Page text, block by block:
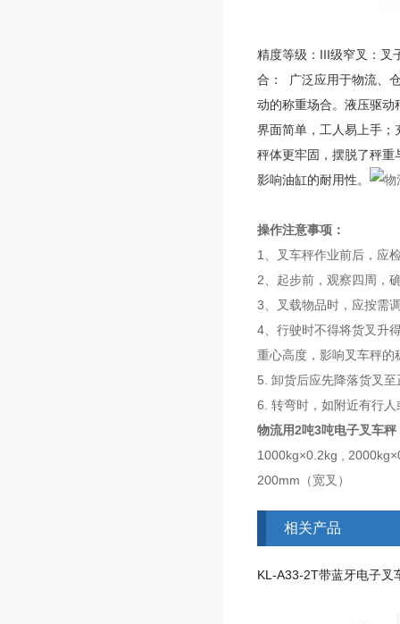
精度等级：III级窄叉：
合： 广泛应用于物流、
动的称重场合。液压驱
界面简单，工人易上手
秤体更牢固，摆脱了秤
影响油缸的耐用性。
操作注意事项：
1、叉车秤作业前后，应
2、起步前，观察四周，
3、叉载物品时，应按需
4、行驶时不得将货叉升
重心高度，影响叉车秤的
5. 卸货后应先降落货叉
6. 转弯时，如附近有行
物流用2吨3吨电子叉车秤
1000kg×0.2kg ,
200mm（宽叉）
相关产品
KL-A33-2T带蓝牙电子叉